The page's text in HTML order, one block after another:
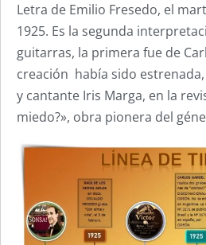
Letra de Emilio Fresedo, el
1925. Es la segunda
guitarras, la primera fue de
creación había sido
y cantante Iris Marga, en la
miedo?», obra pionera del